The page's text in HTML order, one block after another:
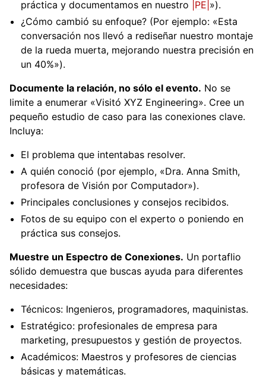
práctica y documentamos en nuestro |PE| »).
¿Cómo cambió su enfoque? (Por ejemplo: «Esta
conversación nos llevó a rediseñar nuestro montaje
de la rueda muerta, mejorando nuestra precisión en
un 40%»).
Documente la relación, no sólo el evento. No se
limite a enumerar «Visitó XYZ Engineering». Cree un
pequeño estudio de caso para las conexiones clave.
Incluya:
El problema que intentabas resolver.
A quién conoció (por ejemplo, «Dra. Anna Smith,
profesora de Visión por Computador»).
Principales conclusiones y consejos recibidos.
Fotos de su equipo con el experto o poniendo en
práctica sus consejos.
Muestre un Espectro de Conexiones. Un portaflio
sólido demuestra que buscas ayuda para diferentes
necesidades:
Técnicos: Ingenieros, programadores, maquinistas.
Estratégico: profesionales de empresa para
marketing, presupuestos y gestión de proyectos.
Académicos: Maestros y profesores de ciencias
básicas y matemáticas.